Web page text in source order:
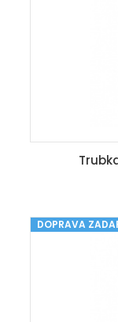
DOPRAVA